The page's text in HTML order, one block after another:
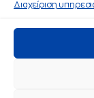
Διαχείριση